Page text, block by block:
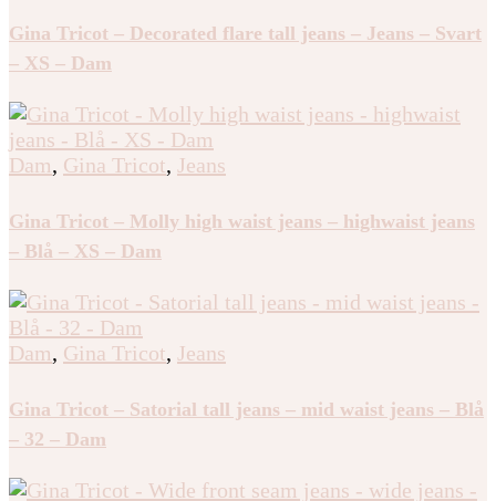
Gina Tricot – Decorated flare tall jeans – Jeans – Svart
– XS – Dam
Dam, Gina Tricot, Jeans
Gina Tricot – Molly high waist jeans – highwaist jeans
– Blå – XS – Dam
Dam, Gina Tricot, Jeans
Gina Tricot – Satorial tall jeans – mid waist jeans – Blå
– 32 – Dam